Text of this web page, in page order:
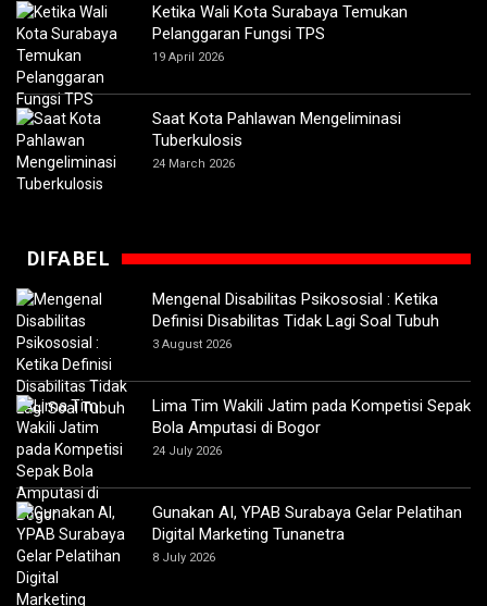
Ketika Wali Kota Surabaya Temukan
Pelanggaran Fungsi TPS
19 April 2026
Saat Kota Pahlawan Mengeliminasi
Tuberkulosis
24 March 2026
DIFABEL
Mengenal Disabilitas Psikososial : Ketika
Definisi Disabilitas Tidak Lagi Soal Tubuh
3 August 2026
Lima Tim Wakili Jatim pada Kompetisi Sepak
Bola Amputasi di Bogor
24 July 2026
Gunakan AI, YPAB Surabaya Gelar Pelatihan
Digital Marketing Tunanetra
8 July 2026